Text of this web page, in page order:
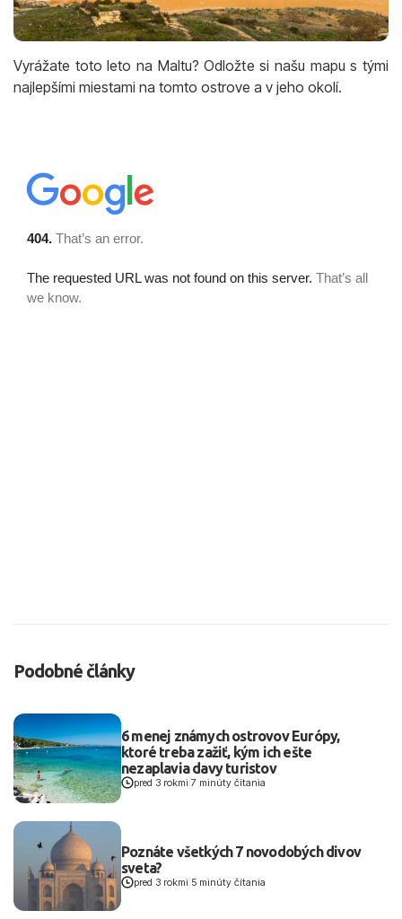
Vyrážate toto leto na Maltu? Odložte si našu mapu s tými
najlepšími miestami na tomto ostrove a v jeho okolí.
Podobné články
6 menej známych ostrovov Európy,
ktoré treba zažiť, kým ich ešte
nezaplavia davy turistov
pred 3 rokmi |7 minúty čítania
Poznáte všetkých 7 novodobých divov
sveta?
pred 3 rokmi 5 minúty čítania